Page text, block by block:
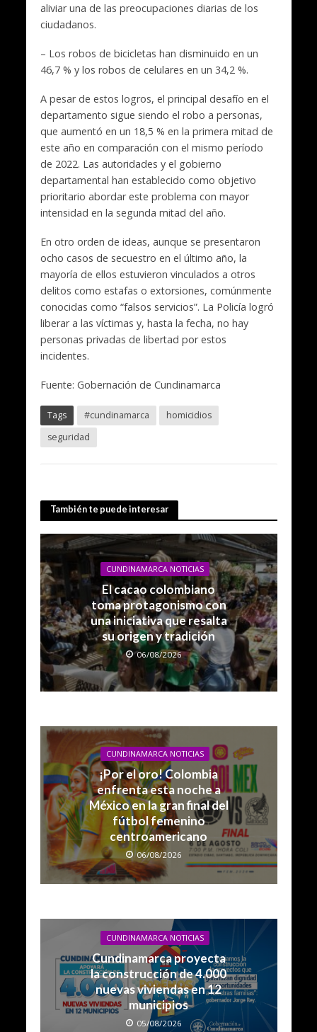
aliviar una de las preocupaciones diarias de los
ciudadanos.
– Los robos de bicicletas han disminuido en un
46,7 % y los robos de celulares en un 34,2 %.
A pesar de estos logros, el principal desafío en el
departamento sigue siendo el robo a personas,
que aumentó en un 18,5 % en la primera mitad de
este año en comparación con el mismo período
de 2022. Las autoridades y el gobierno
departamental han establecido como objetivo
prioritario abordar este problema con mayor
intensidad en la segunda mitad del año.
En otro orden de ideas, aunque se presentaron
ocho casos de secuestro en el último año, la
mayoría de ellos estuvieron vinculados a otros
delitos como estafas o extorsiones, comúnmente
conocidas como “falsos servicios”. La Policía logró
liberar a las víctimas y, hasta la fecha, no hay
personas privadas de libertad por estos
incidentes.
Fuente: Gobernación de Cundinamarca
Tags #cundinamarca
homicidios
seguridad
También te puede interesar
CUNDINAMARCA NOTICIAS
El cacao colombiano
toma protagonismo con
una iniciativa que resalta
su origen y tradición
06/08/2026
CUNDINAMARCA NOTICIAS
¡Por el oro! Colombia
enfrenta esta noche a
México en la gran final del
fútbol femenino
centroamericano
06/08/2026
CUNDINAMARCA NOTICIAS
Cundinamarca proyecta
la construcción de 4.000
nuevas viviendas en 12
municipios
05/08/2026